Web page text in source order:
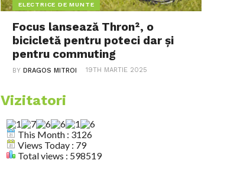
ELECTRICE DE MUNTE
Focus lansează Thron², o
bicicletă pentru poteci dar și
pentru commuting
BYDRAGOS MITROI 19TH MARTIE 2025
Vizitatori
This Month : 3126
Views Today : 79
Total views : 598519